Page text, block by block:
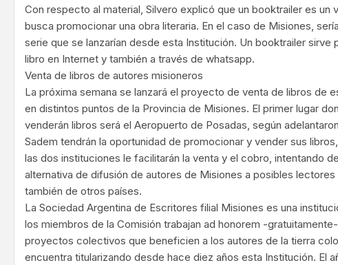
Con respecto al material, Silvero explicó que un booktrailer es un
busca promocionar una obra literaria. En el caso de Misiones,
serie que se lanzarían desde esta Institución. Un booktrailer sirve
libro en Internet y también a través de whatsapp.
Venta de libros de autores misioneros
La próxima semana se lanzará el proyecto de venta de libros de
en distintos puntos de la Provincia de Misiones. El primer lugar
venderán libros será el Aeropuerto de Posadas, según
Sadem tendrán la oportunidad de promocionar y vender sus
las dos instituciones le facilitarán la venta y el cobro, intentando
alternativa de difusión de autores de Misiones a posibles
también de otros países.
La Sociedad Argentina de Escritores filial Misiones es una
los miembros de la Comisión trabajan ad honorem -
proyectos colectivos que beneficien a los autores de la tierra
encuentra titularizando desde hace diez años esta Institución. El